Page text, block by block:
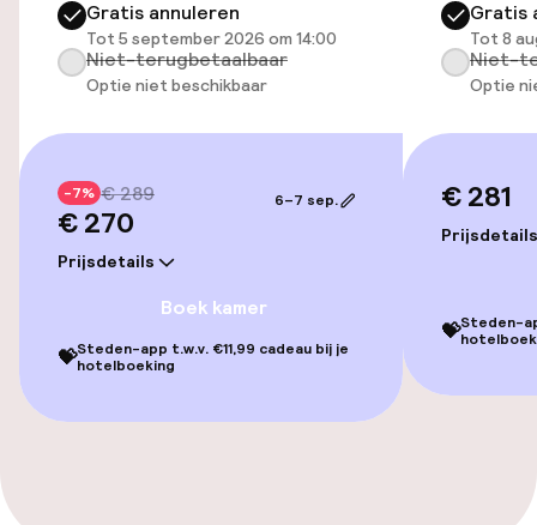
Overal rolstoeltoegankelijk
Lift
Entertainment
Betaalde wifi
TV lounge
Eet- en drinkgelegenheden
Gratis annuleren
Tot 5 september 2026 om 14:00
Niet-terugbetaalbaar
Optie niet beschikbaar
-7% € 289
€ 270
Prijsdetails
6–7 sep.
Boek kamer
💝Steden-app t.w.v. €11,99 cadeau bij je
hotelboeking
Gratis
Tot 8
Niet-
Optie
€ 281
Prijsdetails
💝Steden-